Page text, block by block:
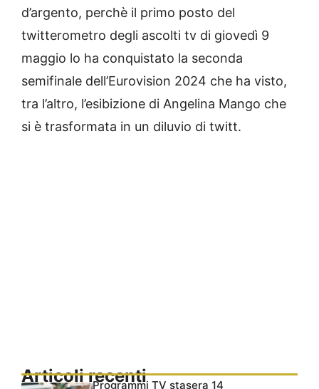
d’argento, perchè il primo posto del
twitterometro degli ascolti tv di giovedì 9
maggio lo ha conquistato la seconda
semifinale dell’Eurovision 2024 che ha visto,
tra l’altro, l’esibizione di Angelina Mango che
si è trasformata in un diluvio di twitt.
Articoli recentiProgrammi TV stasera 14